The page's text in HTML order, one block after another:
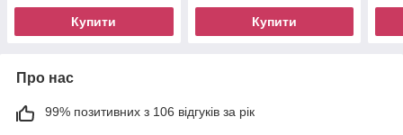
Купити Купити
Про нас
99% позитивних з 106 відгуків за рік